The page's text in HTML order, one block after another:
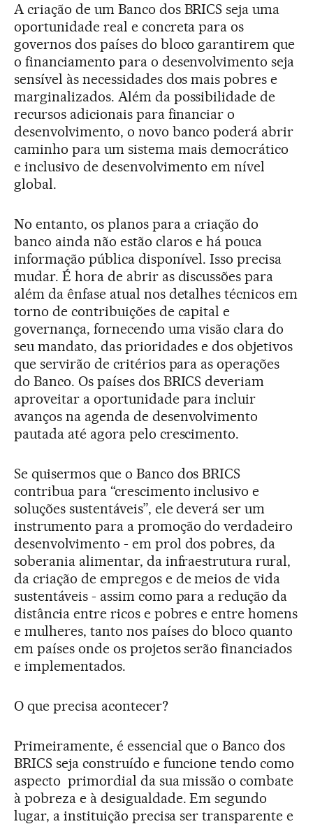
A criação de um Banco dos BRICS seja uma
oportunidade real e concreta para os
governos dos países do bloco garantirem que
o financiamento para o desenvolvimento seja
sensível às necessidades dos mais pobres e
marginalizados. Além da possibilidade de
recursos adicionais para financiar o
desenvolvimento, o novo banco poderá abrir
caminho para um sistema mais democrático
e inclusivo de desenvolvimento em nível
global.
No entanto, os planos para a criação do
banco ainda não estão claros e há pouca
informação pública disponível. Isso precisa
mudar. É hora de abrir as discussões para
além da ênfase atual nos detalhes técnicos em
torno de contribuições de capital e
governança, fornecendo uma visão clara do
seu mandato, das prioridades e dos objetivos
que servirão de critérios para as operações
do Banco. Os países dos BRICS deveriam
aproveitar a oportunidade para incluir
avanços na agenda de desenvolvimento
pautada até agora pelo crescimento.
Se quisermos que o Banco dos BRICS
contribua para “crescimento inclusivo e
soluções sustentáveis”, ele deverá ser um
instrumento para a promoção do verdadeiro
desenvolvimento - em prol dos pobres, da
soberania alimentar, da infraestrutura rural,
da criação de empregos e de meios de vida
sustentáveis - assim como para a redução da
distância entre ricos e pobres e entre homens
e mulheres, tanto nos países do bloco quanto
em países onde os projetos serão financiados
e implementados.
O que precisa acontecer?
Primeiramente, é essencial que o Banco dos
BRICS seja construído e funcione tendo como
aspecto primordial da sua missão o combate
à pobreza e à desigualdade. Em segundo
lugar, a instituição precisa ser transparente e